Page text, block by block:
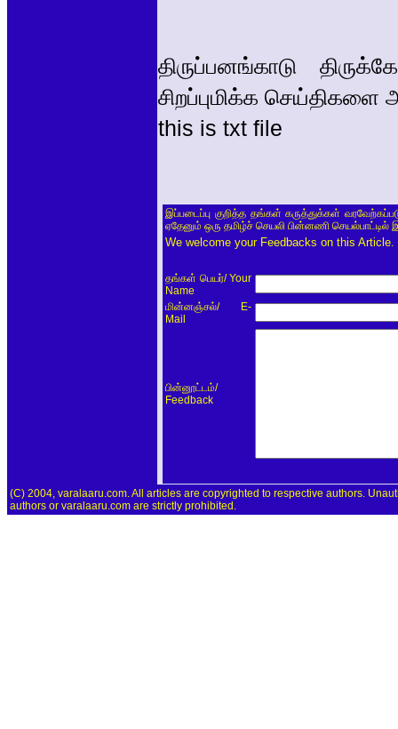
திருப்பனங்காடு
சிறப்புமிக்க
this is txt file
இப்படைப்பு குறித்த தங்கள் கருத்துக்கள்
ஏதேனும் ஒரு தமிழ்ச் செயலி பின்னணி
We welcome your Feedbacks on this
தங்கள் பெயர்/ Your
Name
மின்னஞ்சல்/ E-
Mail
பின்னூட்டம்/
Feedback
(C) 2004, varalaaru.com. All articles are copyrighted to respective authors.
authors or varalaaru.com are strictly prohibited.